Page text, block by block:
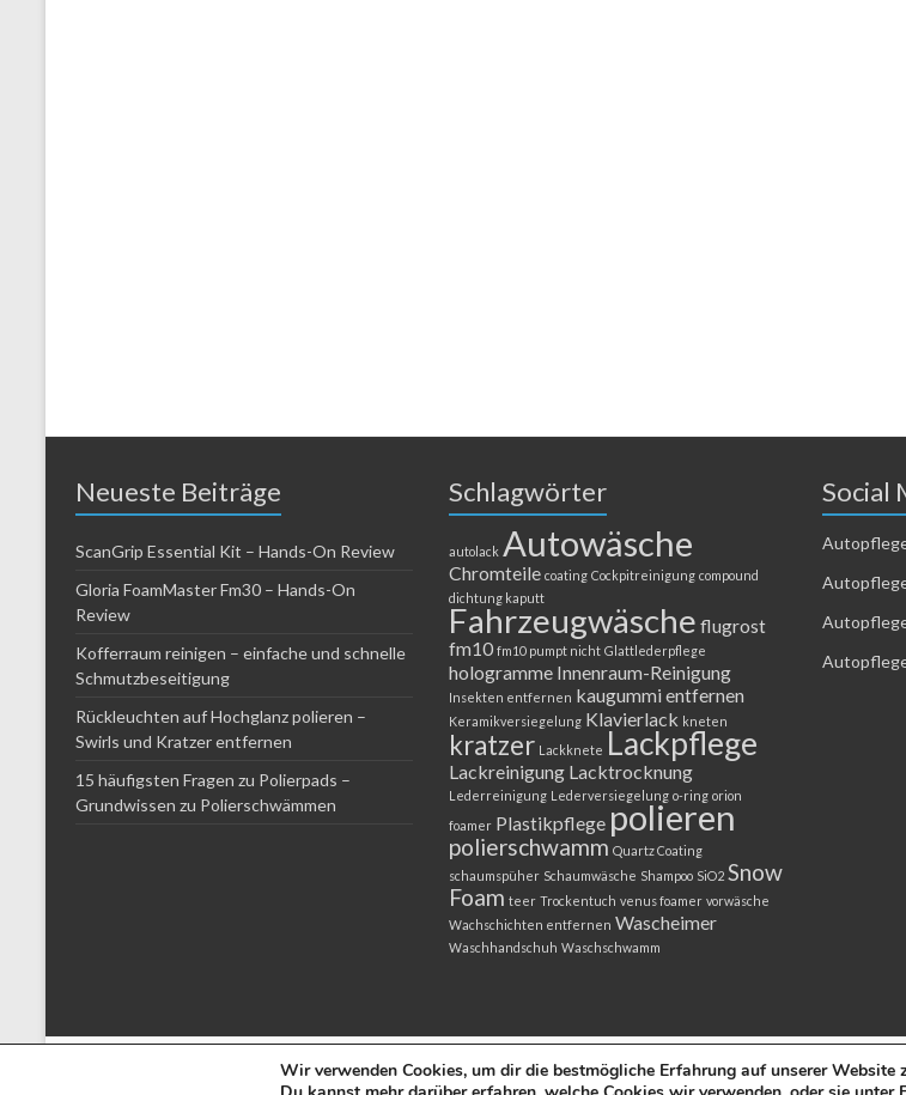
Neueste Beiträge
ScanGrip Essential Kit – Hands-On Review
Gloria FoamMaster Fm30 – Hands-On
Review
Kofferraum reinigen – einfache und schnelle
Schmutzbeseitigung
Rückleuchten auf Hochglanz polieren –
Swirls und Kratzer entfernen
15 häufigsten Fragen zu Polierpads –
Grundwissen zu Polierschwämmen
Schlagwörter
autolack Autowäsche
Chromteile coating Cockpitreinigung compound
dichtung kaputt
Fahrzeugwäsche flugrost
fm10 fm10 pumpt nicht Glattlederpflege
hologramme Innenraum-Reinigung
Insekten entfernen kaugummi entfernen
Keramikversiegelung Klavierlack kneten
kratzer Lackknete Lackpflege
Lackreinigung Lacktrocknung
Lederreinigung Lederversiegelung o-ring orion
foamer Plastikpflege polieren
polierschwamm Quartz Coating
schaumspüher Schaumwäsche Shampoo SiO2 Snow
Foam teer Trockentuch venus foamer vorwäsche
Wachschichten entfernen Wascheimer
Waschhandschuh Waschschwamm
Social
Mission Hochglanz . Powered by Autopflege-Shop.de
Wir verwenden Cookies, um dir die bestmögliche Erfahrung auf unserer Website